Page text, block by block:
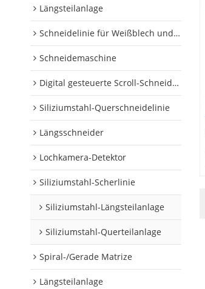
Längsteilanlage
Schneidelinie für Weißblech und Aluminiumschnecken
Schneidemaschine
Digital gesteuerte Scroll-Schneidelinie
Siliziumstahl-Querschneidelinie
Längsschneider
Lochkamera-Detektor
Siliziumstahl-Scherlinie
Siliziumstahl-Längsteilanlage
Siliziumstahl-Querteilanlage
Spiral-/Gerade Matrize
Längsteilanlage